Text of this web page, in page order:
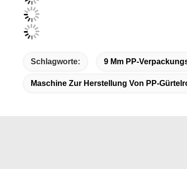
Schlagworte: 9 Mm PP-
Maschine Zur Herstellung Von PP-